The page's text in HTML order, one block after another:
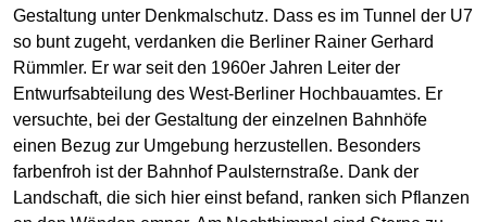
Gestaltung unter Denkmalschutz. Dass es im Tunnel der U7
so bunt zugeht, verdanken die Berliner Rainer Gerhard
Rümmler. Er war seit den 1960er Jahren Leiter der
Entwurfsabteilung des West-Berliner Hochbauamtes. Er
versuchte, bei der Gestaltung der einzelnen Bahnhöfe
einen Bezug zur Umgebung herzustellen. Besonders
farbenfroh ist der Bahnhof Paulsternstraße. Dank der
Landschaft, die sich hier einst befand, ranken sich Pflanzen